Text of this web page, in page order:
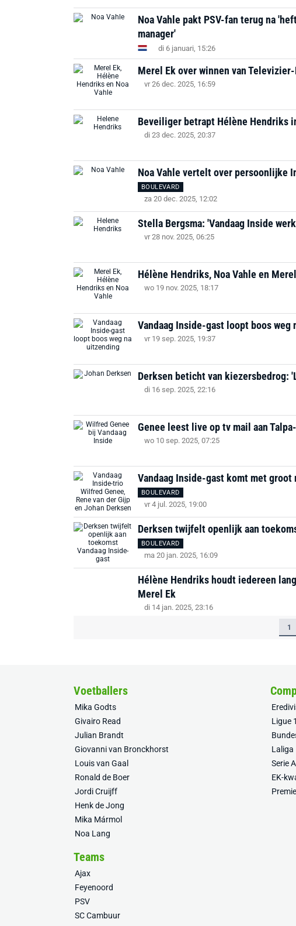
Noa Vahle pakt PSV-fan terug na
manager'
di 6 januari, 15:26
Merel Ek over winnen van
vr 26 dec. 2025, 16:59
Beveiliger betrapt Hélène Hendriks
di 23 dec. 2025, 20:37
Noa Vahle vertelt over persoonlijke
BOULEVARD
za 20 dec. 2025, 12:02
Stella Bergsma: 'Vandaag Inside
vr 28 nov. 2025, 06:25
Hélène Hendriks, Noa Vahle en
wo 19 nov. 2025, 18:17
Vandaag Inside-gast loopt boos weg
vr 19 sep. 2025, 19:37
Derksen beticht van kiezersbedrog:
di 16 sep. 2025, 22:16
Genee leest live op tv mail aan
wo 10 sep. 2025, 07:25
Vandaag Inside-gast komt met groot
BOULEVARD
vr 4 jul. 2025, 19:00
Derksen twijfelt openlijk aan
BOULEVARD
ma 20 jan. 2025, 16:09
Hélène Hendriks houdt iedereen
Merel Ek
di 14 jan. 2025, 23:16
1
Voetballers
Mika Godts
Givairo Read
Julian Brandt
Giovanni van Bronckhorst
Louis van Gaal
Ronald de Boer
Jordi Cruijff
Henk de Jong
Mika Mármol
Noa Lang
Ligue 1
Laliga
Serie A
EK-
Teams
Ajax
Feyenoord
PSV
SC Cambuur